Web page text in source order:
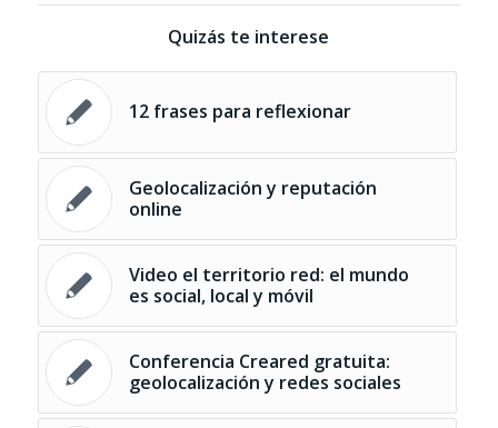
Quizás te interese
12 frases para reflexionar
Geolocalización y reputación
online
Video el territorio red: el mundo
es social, local y móvil
Conferencia Creared gratuita:
geolocalización y redes sociales